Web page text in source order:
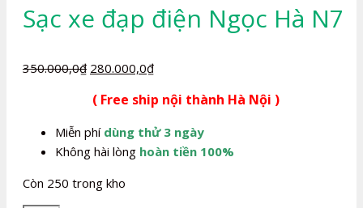
Sạc xe đạp điện Ngọc Hà N7
350.000,0₫ Giá
là:
350.000,0₫.
280.000,0₫Giá
tại
là:
280.000,0₫.
( Free ship nội thành Hà Nội )
Miễn phí dùng thử 3 ngày
Không hài lòng hoàn tiền 100%
Còn 250 trong kho